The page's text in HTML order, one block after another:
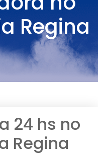
Regina
24 hs no
Regina